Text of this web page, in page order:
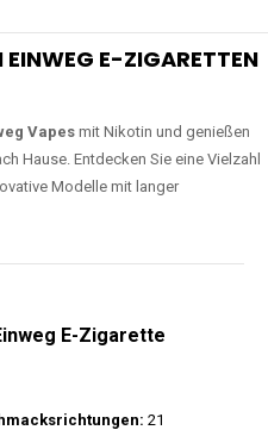
EINWEG E-ZIGARETTEN
Vapes mit Nikotin und genießen
Hause. Entdecken Sie eine Vielzahl
Modelle mit langer
E-Zigarette
21